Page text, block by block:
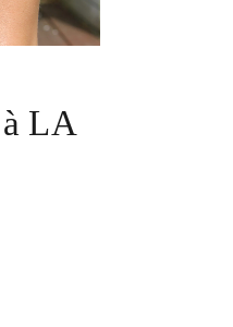
LA